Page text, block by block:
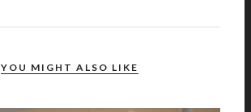
YOU MIGHT ALSO LIKE